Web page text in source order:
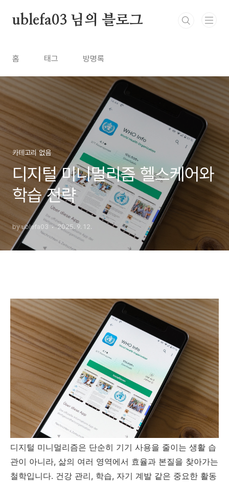
ublefa03 님의 블로그
홈 태그 방명록
카테고리 없음
디지털 미니멀리즘 헬스케어와
학습 전략
by ublefa03 2025. 9. 12.
디지털 미니멀리즘은 단순히 기기 사용을 줄이는 생활 습
관이 아니라, 삶의 여러 영역에서 효율과 본질을 찾아가는
철학입니다. 건강 관리, 학습, 자기 계발 같은 중요한 활동